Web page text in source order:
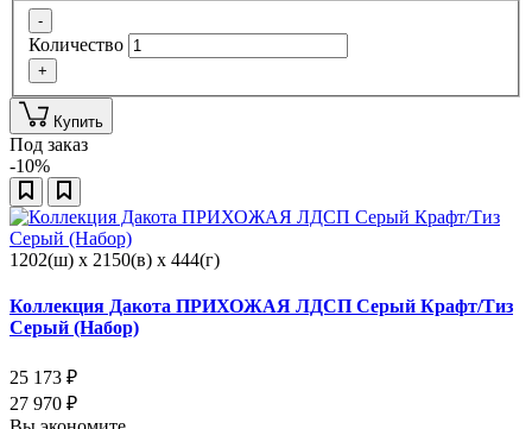
-
Количество
+
Купить
Под заказ
-10%
1202(ш) x 2150(в) x 444(г)
Коллекция Дакота ПРИХОЖАЯ ЛДСП Серый Крафт/Тиз
Серый (Набор)
25 173 ₽
27 970 ₽